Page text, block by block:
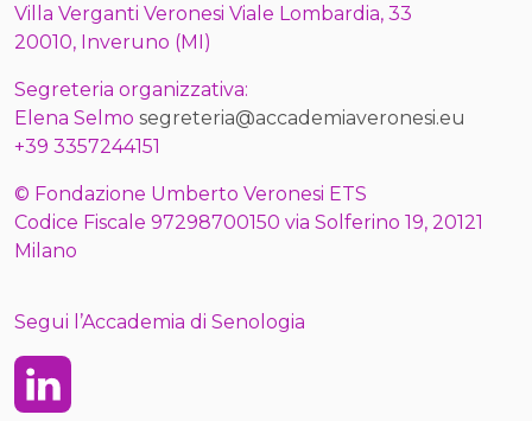
Villa Verganti Veronesi Viale Lombardia, 33
20010, Inveruno (MI)
Segreteria organizzativa:
Elena Selmo segreteria@accademiaveronesi.eu
+39 3357244151
© Fondazione Umberto Veronesi ETS
Codice Fiscale 97298700150 via Solferino 19, 20121
Milano
Segui l’Accademia di Senologia
Linkedin